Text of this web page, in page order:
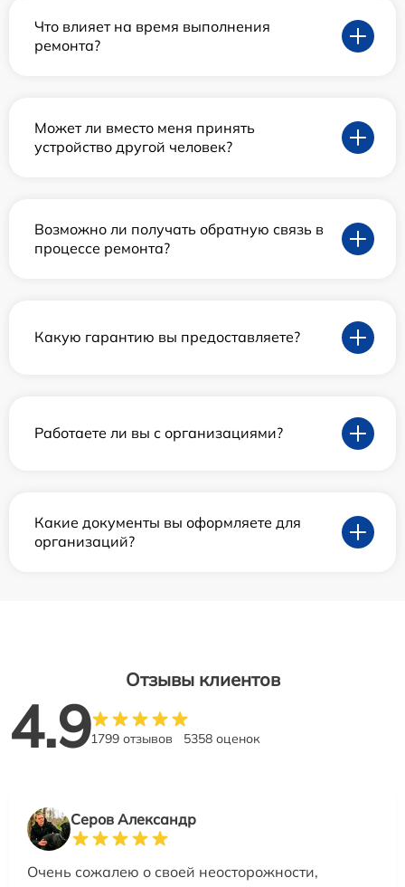
Что влияет на время выполнения
ремонта?
Может ли вместо меня принять
устройство другой человек?
Возможно ли получать обратную связь в
процессе ремонта?
Какую гарантию вы предоставляете?
Работаете ли вы с организациями?
Какие документы вы оформляете для
организаций?
Отзывы клиентов
4.91799 отзывов 5358 оценок
Серов Александр
Очень сожалею о своей неосторожности,